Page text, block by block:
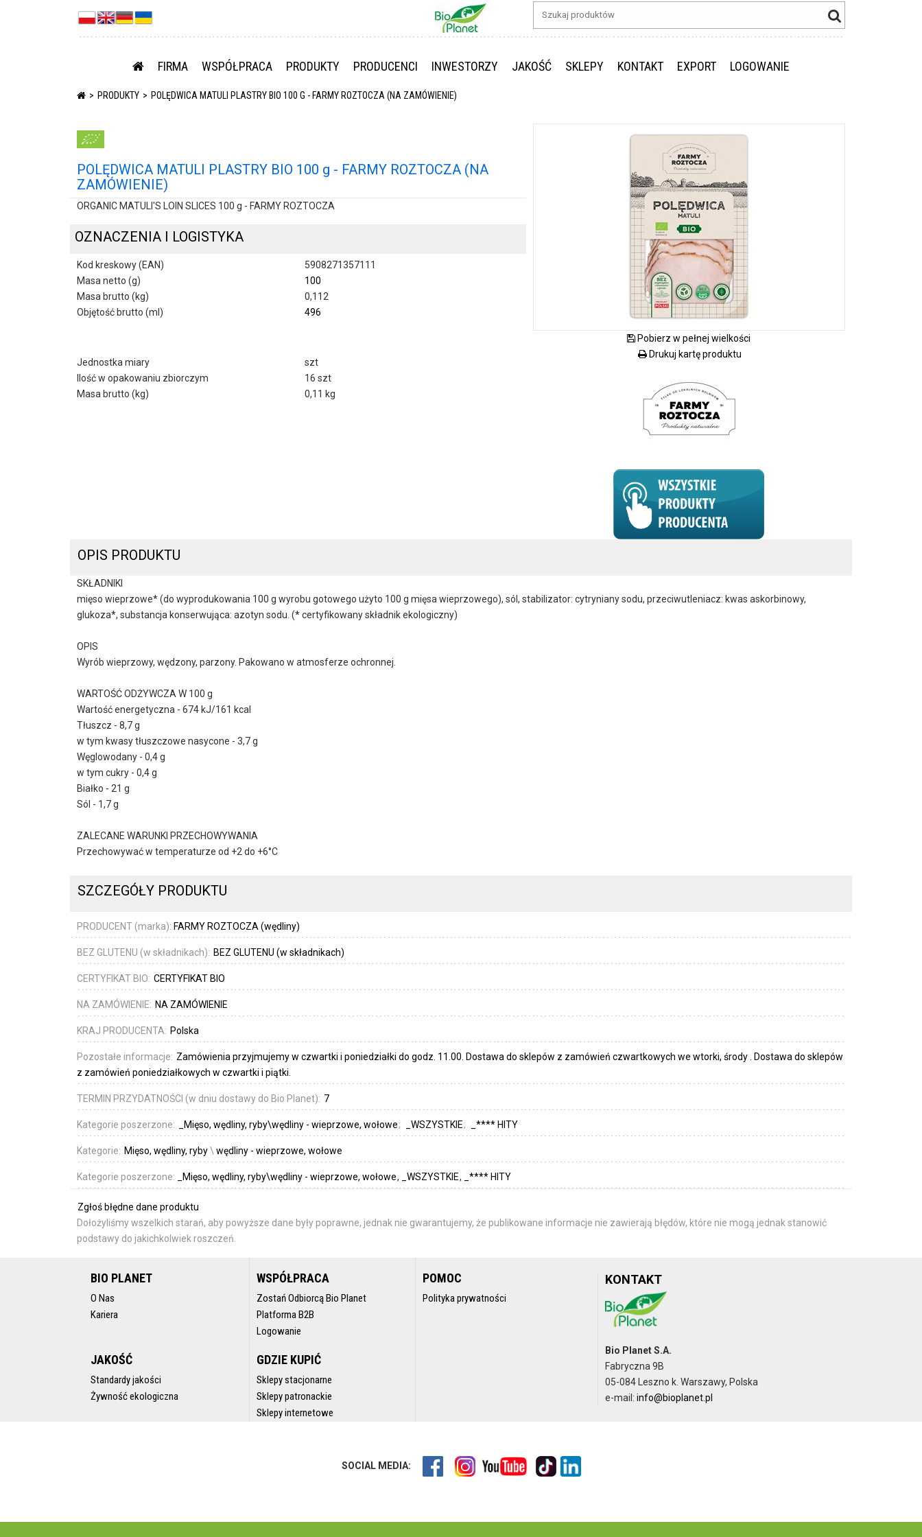
FIRMA WSPÓŁPRACA PRODUKTY PRODUCENCI INWESTORZY JAKOŚĆ SKLEPY KONTAKT EXPORT LOGOWANIE
PRODUKTY POLĘDWICA MATULI PLASTRY BIO 100 G - FARMY ROZTOCZA (NA ZAMÓWIENIE)
POLĘDWICA MATULI PLASTRY BIO 100 g - FARMY ROZTOCZA (NA
ZAMÓWIENIE)
ORGANIC MATULI'S LOIN SLICES 100 g - FARMY ROZTOCZA
OZNACZENIA I LOGISTYKA
Kod kreskowy (EAN)
5908271357111
Masa netto (g)
100
Masa brutto (kg)
0,112
Objętość brutto (ml)
496
Jednostka miary
szt
Ilość w opakowaniu zbiorczym
16 szt
Masa brutto (kg)
0,11 kg
Pobierz w pełnej wielkości
Drukuj kartę produktu
OPIS PRODUKTU
SKŁADNIKI
mięso wieprzowe* (do wyprodukowania 100 g wyrobu gotowego użyto 100 g mięsa wieprzowego), sól, stabilizator: cytryniany sodu, przeciwutleniacz: kwas askorbinowy,
glukoza*, substancja konserwująca: azotyn sodu. (* certyfikowany składnik ekologiczny)
OPIS
Wyrób wieprzowy, wędzony, parzony. Pakowano w atmosferze ochronnej.
WARTOŚĆ ODŻYWCZA W 100 g
Wartość energetyczna - 674 kJ/161 kcal
Tłuszcz - 8,7 g
w tym kwasy tłuszczowe nasycone - 3,7 g
Węglowodany - 0,4 g
w tym cukry - 0,4 g
Białko - 21 g
Sól - 1,7 g
ZALECANE WARUNKI PRZECHOWYWANIA
Przechowywać w temperaturze od +2 do +6°C
SZCZEGÓŁY PRODUKTU
PRODUCENT (marka): FARMY ROZTOCZA (wędliny)
BEZ GLUTENU (w składnikach): BEZ GLUTENU (w składnikach)
CERTYFIKAT BIO: CERTYFIKAT BIO
NA ZAMÓWIENIE: NA ZAMÓWIENIE
KRAJ PRODUCENTA: Polska
Pozostałe informacje: Zamówienia przyjmujemy w czwartki i poniedziałki do godz. 11.00. Dostawa do sklepów z zamówień czwartkowych we wtorki, środy . Dostawa do sklepów
z zamówień poniedziałkowych w czwartki i piątki.
TERMIN PRZYDATNOŚCI (w dniu dostawy do Bio Planet): 7
Kategorie poszerzone: _Mięso, wędliny, ryby\wędliny - wieprzowe, wołowe _WSZYSTKIE _**** HITY
Kategorie: Mięso, wędliny, ryby\ wędliny - wieprzowe, wołowe
Kategorie poszerzone: _Mięso, wędliny, ryby\wędliny - wieprzowe, wołowe _WSZYSTKIE _**** HITY
Zgłoś błędne dane produktu
Dołożyliśmy wszelkich starań, aby powyższe dane były poprawne, jednak nie gwarantujemy, że publikowane informacje nie zawierają błędów, które nie mogą jednak stanowić
podstawy do jakichkolwiek roszczeń.
BIO PLANET
O Nas
Kariera
WSPÓŁPRACA
Zostań Odbiorcą Bio Planet
Platforma B2B
Logowanie
POMOC
Polityka prywatności
JAKOŚĆ
Standardy jakości
Żywność ekologiczna
GDZIE KUPIĆ
Sklepy stacjonarne
Sklepy patronackie
Sklepy internetowe
KONTAKT
Bio Planet S.A.
Fabryczna 9B
05-084 Leszno k. Warszawy, Polska
e-mail:info@bioplanet.pl
SOCIAL MEDIA: